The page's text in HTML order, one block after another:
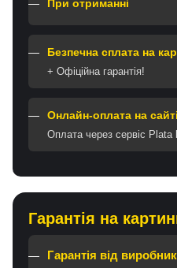
При отриманні
Безпечна сплата на
+ Офіційна гарантія!
Онлайн-оплата на
Оплата через сервіс Plata
Гарантія на
Гарантія від